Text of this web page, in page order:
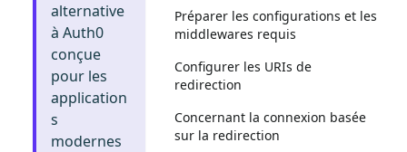
alternative
à Auth0
conçue
pour les
application
s
modernes
Préparer les configurations et les
middlewares requis
Configurer les URIs de
redirection
Concernant la connexion basée
sur la redirection